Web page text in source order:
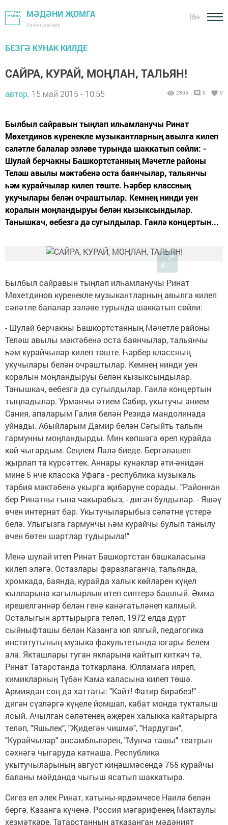
МӘДӘНИ ҖОМГА
Казан шәһәре
16+
БЕЗГӘ КУНАК КИЛДЕ
САЙРА, КУРАЙ, МОҢЛАН, ТАЛЬЯН!
автор, 15 май 2015 - 10:55 2305 0 0
Былбыл сайравын тыңлап илһамланучы Ринат
Мөхетдинов күренекле музыкантларның авылга килеп
сәләтле балалар эзләве турында шаккатып сөйли: -
Шулай берчакны Башкортстанның Мәчетле районы
Теләш авылы мәктәбенә оста баянчылар, тальянчы
һәм курайчылар килеп төште. Һәрбер классның
укучылары белән очраштылар. Кемнең нинди уен
коралын моңландыруы белән кызыксындылар.
Танышкач, өебезгә дә сугылдылар. Гаилә концертын...
Былбыл сайравын тыңлап илһамланучы Ринат
Мөхетдинов күренекле музыкантларның авылга килеп
сәләтле балалар эзләве турында шаккатып сөйли:
- Шулай берчакны Башкортстанның Мәчетле районы
Теләш авылы мәктәбенә оста баянчылар, тальянчы
һәм курайчылар килеп төште. Һәрбер классның
укучылары белән очраштылар. Кемнең нинди уен
коралын моңландыруы белән кызыксындылар.
Танышкач, өебезгә дә сугылдылар. Гаилә концертын
тыңладылар. Урманчы әтием Сабир, укытучы әнием
Сания, апаларым Галия белән Резидә мандолинада
уйнады. Абыйларым Дамир белән Сәгыйть тальян
гармунны моңландырды. Мин көпшәгә өреп курайда
көй чыгардым. Сеңлем Ләлә биеде. Бергәләшеп
җырлап та күрсәттек. Аннары кунаклар әти-әнидән
мине 5 нче класска Уфага - республика музыкаль
тәрбия мәктәбенә укырга җибәрүне сорады. "Районнан
бер Ринатны гына чакырабыз, - дигән булдылар. - Яшәү
өчен интернат бар. Укытучыларыбыз сәләтне үстерә
белә. Улыгызга гармунчы һәм курайчы булып танылу
өчен бөтен шартлар тудырыла!"
Менә шулай итеп Ринат Башкортстан башкаласына
килеп эләгә. Остазлары фаразлаганча, тальянда,
хромкада, баянда, курайда халык көйләрен күңел
кылларына кагылырлык итеп сиптерә башлый. Әмма
ирешелгәннәр белән генә канәгатьләнеп калмый.
Осталыгын арттырырга теләп, 1972 елда дүрт
сыйныфташы белән Казанга юл ялгый, педагогика
институтының музыка факультетында югары белем
ала. Якташлары туган якларына кайтып киткәч тә,
Ринат Татарстанда тоткарлана. Юлламага ияреп,
химикларның Түбән Кама каласына килеп төшә.
Армиядән соң да хаттагы: "Кайт! Фатир бирәбез!" -
дигән сүзләргә күңеле йомшап, кабат монда тукталыш
ясый. Ачылган сәләтенең әҗерен халыкка кайтарырга
теләп, "Яшьлек", "Җидегән чишмә", "Нардуган",
"Курайчылар" ансамбльләрен, "Мунча ташы" театрын
сәхнәгә чыгаруда катнаша. Республика
укытучыларының август киңәшмәсендә 755 курайчы
баланы мәйданда чыгыш ясатып шаккатыра.
Сигез ел элек Ринат, хатыны-ярдәмчесе Наилә белән
бергә, Казанга күченә. Россия мәгарифенең Мактаулы
хезмәткәре, Татарстанның атказанган мәдәният